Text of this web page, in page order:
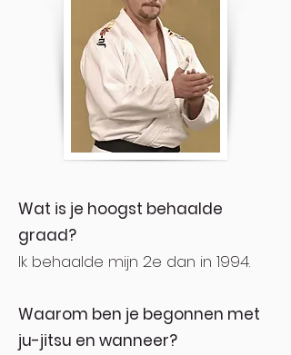
Wat is je hoogst behaalde
graad?
Ik behaalde mijn 2e dan in 1994.
Waarom ben je begonnen met
ju-jitsu en wanneer?